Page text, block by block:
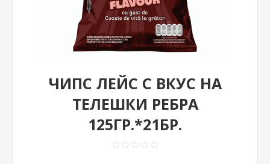
ЧИПС ЛЕЙС С ВКУС НА
ТЕЛЕШКИ РЕБРА
125ГР.*21БР.